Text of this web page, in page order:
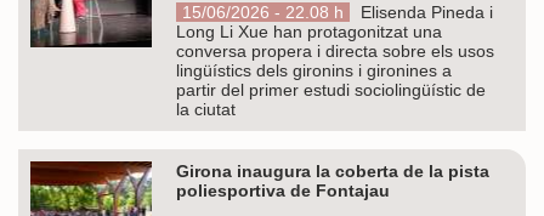
15/06/2026 - 22.08 h
Elisenda Pineda i
Long Li Xue han protagonitzat una
conversa propera i directa sobre els usos
lingüístics dels gironins i gironines a
partir del primer estudi sociolingüístic de
la ciutat
Girona inaugura la coberta de la pista
poliesportiva de Fontajau